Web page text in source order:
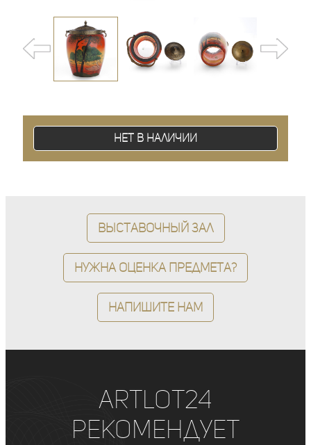
Нет в наличии
Выставочный зал
Нужна оценка предмета?
Напишите нам
ArtLot24
рекомендует